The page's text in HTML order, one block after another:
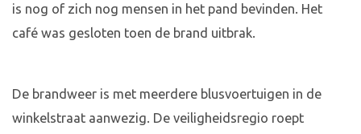
is nog of zich nog mensen in het pand bevinden. Het
café was gesloten toen de brand uitbrak.
De brandweer is met meerdere blusvoertuigen in de
winkelstraat aanwezig. De veiligheidsregio roept